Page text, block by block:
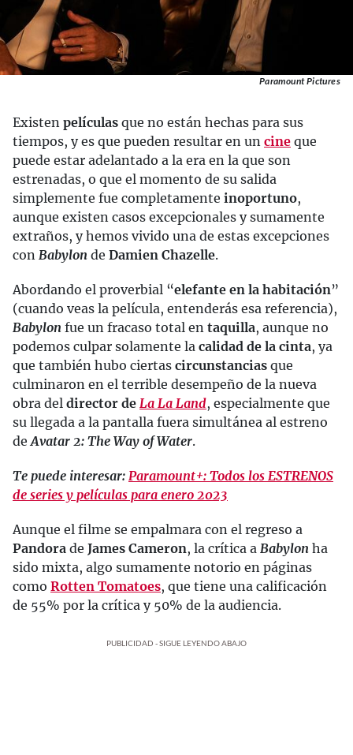
Paramount Pictures
Existen películas que no están hechas para sus
tiempos, y es que pueden resultar en un cine que
puede estar adelantado a la era en la que son
estrenadas, o que el momento de su salida
simplemente fue completamente inoportuno,
aunque existen casos excepcionales y sumamente
extraños, y hemos vivido una de estas excepciones
con Babylon de Damien Chazelle.
Abordando el proverbial “elefante en la habitación”
(cuando veas la película, entenderás esa referencia),
Babylon fue un fracaso total en taquilla, aunque no
podemos culpar solamente la calidad de la cinta, ya
que también hubo ciertas circunstancias que
culminaron en el terrible desempeño de la nueva
obra del director de La La Land, especialmente que
su llegada a la pantalla fuera simultánea al estreno
deAvatar 2: The Way of Water.
Te puede interesar: Paramount+: Todos los ESTRENOS
de series y películas para enero 2023
Aunque el filme se empalmara con el regreso a
Pandora de James Cameron, la crítica a Babylon ha
sido mixta, algo sumamente notorio en páginas
como Rotten Tomatoes, que tiene una calificación
de 55% por la crítica y 50% de la audiencia.
PUBLICIDAD - SIGUE LEYENDO ABAJO